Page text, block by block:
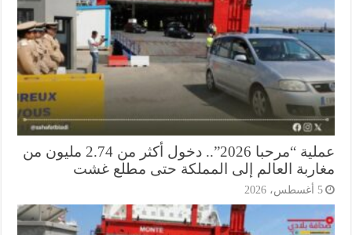
عملية “مرحبا 2026”.. دخول أكثر من 2.74 مليون من
العالم إلى المملكة حتى مطلع غشت